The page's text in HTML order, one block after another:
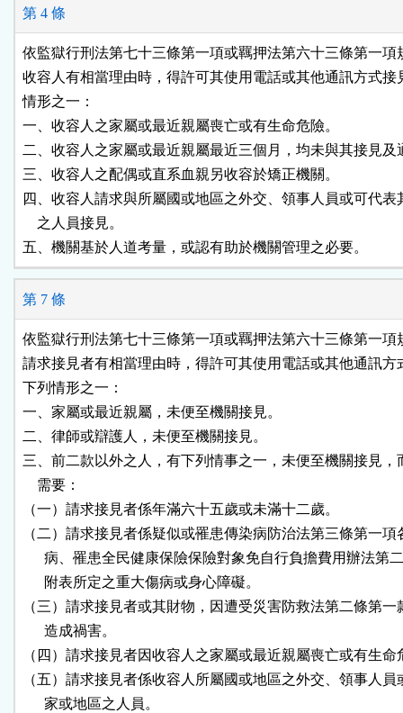
第 4 條
依監獄行刑法第七十三條第一項或羈押法第六十三條第一項
收容人有相當理由時，得許可其使用電話或其他通訊方式接
情形之一：
一、收容人之家屬或最近親屬喪亡或有生命危險。
二、收容人之家屬或最近親屬最近三個月，均未與其接見及
三、收容人之配偶或直系血親另收容於矯正機關。
四、收容人請求與所屬國或地區之外交、領事人員或可代表
    之人員接見。
五、機關基於人道考量，或認有助於機關管理之必要。
第 7 條
依監獄行刑法第七十三條第一項或羈押法第六十三條第一項
請求接見者有相當理由時，得許可其使用電話或其他通訊方
下列情形之一：
一、家屬或最近親屬，未便至機關接見。
二、律師或辯護人，未便至機關接見。
三、前二款以外之人，有下列情事之一，未便至機關接見，
    需要：
（一）請求接見者係年滿六十五歲或未滿十二歲。
（二）請求接見者係疑似或罹患傳染病防治法第三條第一項
病、罹患全民健康保險保險對象免自行負擔費用辦法第
      附表所定之重大傷病或身心障礙。
（三）請求接見者或其財物，因遭受災害防救法第二條第一
      造成禍害。
（四）請求接見者因收容人之家屬或最近親屬喪亡或有生命
（五）請求接見者係收容人所屬國或地區之外交、領事人員
      家或地區之人員。